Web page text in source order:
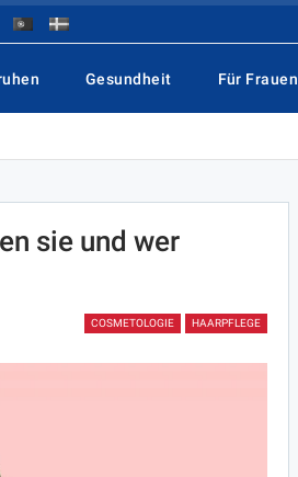
Gesundheit Für Frauen
sie und wer
COSMETOLOGIE HAARPFLEGE